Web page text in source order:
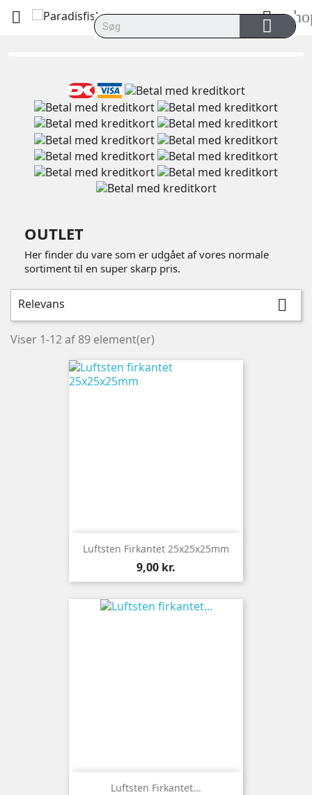
 
OUTLET
Her finder du vare som er udgået af vores normale
sortiment til en super skarp pris.
Relevans 
Viser 1-12 af 89 element(er)
Luftsten Firkantet 25x25x25mm
Pris
9,00 kr.
Luftsten Firkantet...